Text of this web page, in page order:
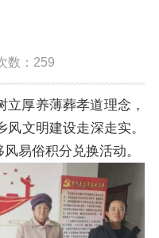
数： 259
厚养薄葬孝道理念，
文明建设走深走实。
易俗积分兑换活动。